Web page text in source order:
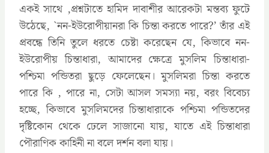
একই সাথে ,প্রশ্নটাতে হামিদ দাবাশীর আরেকটা মন্তব্য ফুটে
উঠেছে, `নন-ইউরোপীয়ানরা কি চিন্তা করতে পারে?’ তাঁর এই
প্রবন্ধে তিনি তুলে ধরতে চেষ্টা করেছেন যে, কিভাবে নন-
ইউরোপীয় চিন্তাধারা, আমাদের ক্ষেত্রে মুসলিম চিন্তাধারা-
পশ্চিমা পন্ডিতরা ছুড়ে ফেলেছেন। মুসলিমরা চিন্তা করতে
পারে কি , পারে না, সেটা আসল সমস্যা নয়, বরং বিবেচ্য
হচ্ছে, কিভাবে মুসলিমদের চিন্তাধারাকে পশ্চিমা পন্ডিতদের
দৃষ্টিকোন থেকে ঢেলে সাজানো যায়, যাতে এই চিন্তাধারা
পৌরাণিক কাহিনী না বলে দর্শন বলা যায়।